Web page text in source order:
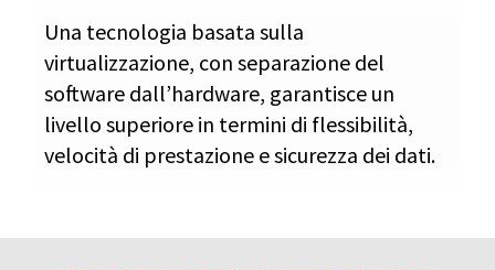
Una tecnologia basata sulla
virtualizzazione, con separazione del
software dall’hardware, garantisce un
livello superiore in termini di flessibilità,
velocità di prestazione e sicurezza dei dati.